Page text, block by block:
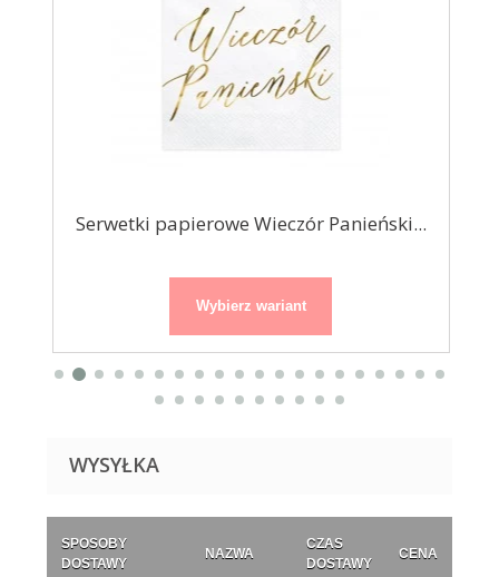
Serwetki papierowe Wieczór Panieński...
Wybierz wariant
WYSYŁKA
SPOSOBY
DOSTAWY
NAZWA
CZAS
DOSTAWY
CENA